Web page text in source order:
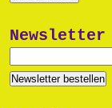
Newsletter